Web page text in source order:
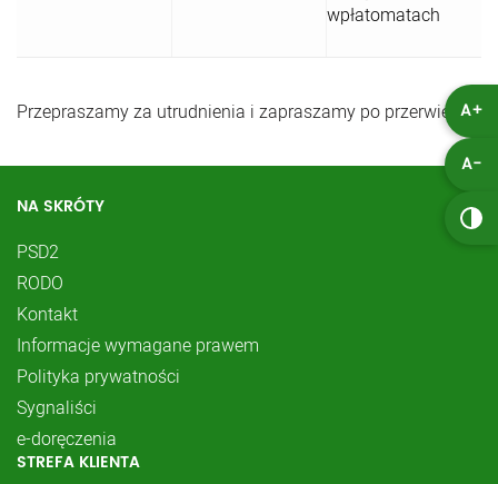
A+
A-
wpłatomatach
Przepraszamy za utrudnienia i zapraszamy po przerwie.
NA SKRÓTY
PSD2
RODO
Kontakt
Informacje wymagane prawem
Polityka prywatności
Sygnaliści
e-doręczenia
STREFA KLIENTA